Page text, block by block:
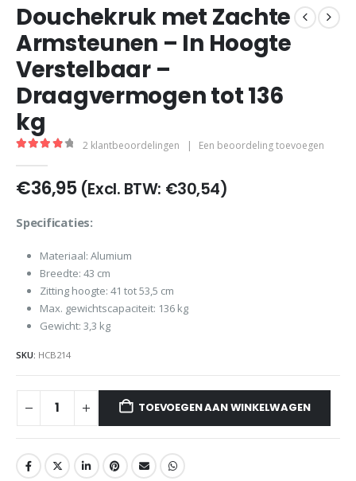
Douchekruk met Zachte
Armsteunen – In Hoogte
Verstelbaar –
Draagvermogen tot 136
kg
2 klantbeoordelingen | Een beoordeling toevoegen
€36,95 (Excl. BTW: €30,54)
Specificaties:
Materiaal: Alumium
Breedte: 43 cm
Zitting hoogte: 41 tot 53,5 cm
Max. gewichtscapaciteit: 136 kg
Gewicht: 3,3 kg
SKU: HCB214
TOEVOEGEN AAN WINKELWAGEN